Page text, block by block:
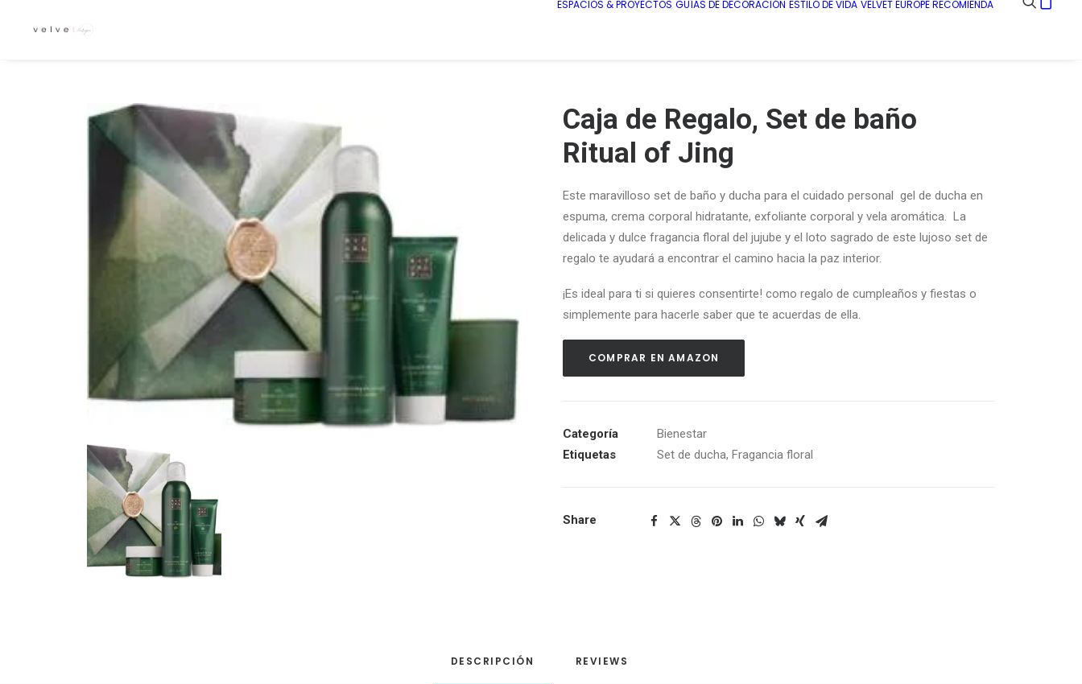
ESPACIOS & PROYECTOS GUÍAS DE DECORACIÓN ESTILO DE VIDA VELVET EUROPE RECOMIENDA
Caja de Regalo, Set de baño
Ritual of Jing
Este maravilloso set de baño y ducha para el cuidado personal gel de ducha en
espuma, crema corporal hidratante, exfoliante corporal y vela aromática. La
delicada y dulce fragancia floral del jujube y el loto sagrado de este lujoso set de
regalo te ayudará a encontrar el camino hacia la paz interior.
¡Es ideal para ti si quieres consentirte! como regalo de cumpleaños y fiestas o
simplemente para hacerle saber que te acuerdas de ella.
COMPRAR EN AMAZON
Categoría
Bienestar
Etiquetas
Set de ducha, Fragancia floral
Share
DESCRIPCIÓN REVIEWS